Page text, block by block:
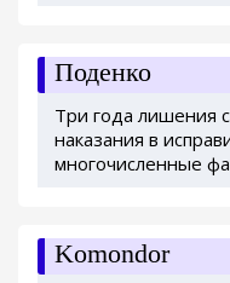
Поденко
Три года лишения
наказания в
многочисленные
Komondor